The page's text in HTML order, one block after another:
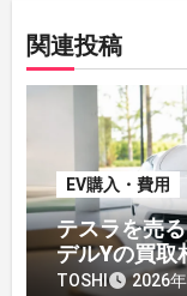
関連投稿
EV購入・費用
テスラを売
デルYの買取
【2026年】
TOSHI 2026